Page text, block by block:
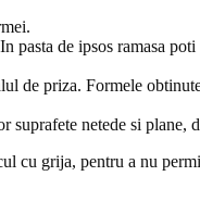
de ipsos ramasa
de priza. Formele
netede si plane,
cu grija, pentru a nu